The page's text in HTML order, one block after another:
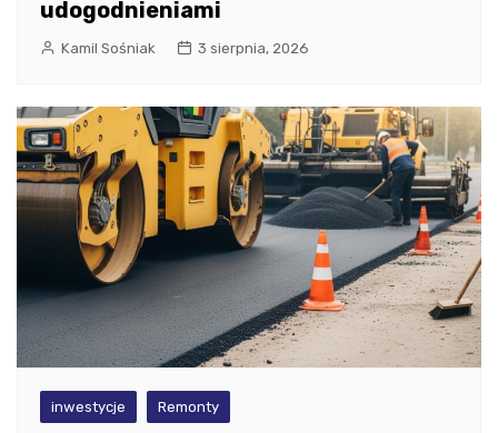
udogodnieniami
Kamil Sośniak 3 sierpnia, 2026
inwestycje Remonty